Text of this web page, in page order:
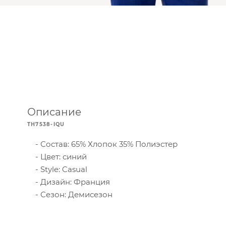
Описание
TH7538-IQU
Состав: 65% Хлопок 35% Полиэстер
Цвет: синий
Style: Casual
Дизайн: Франция
Сезон: Демисезон